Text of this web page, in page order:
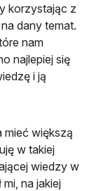
korzystając z
dany temat.
nam
najlepiej się
i ją
mieć większą
w takiej
wiedzy w
na jakiej